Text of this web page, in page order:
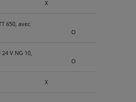
X
650, avec
O
V NG 10,
O
X